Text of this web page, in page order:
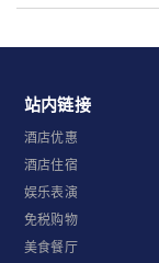
站内链接
酒店优惠
酒店住宿
娱乐表演
免税购物
美食餐厅